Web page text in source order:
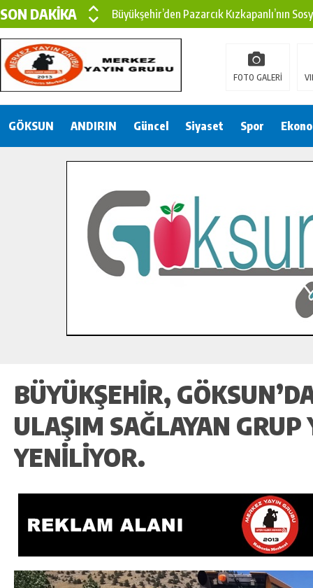
SON DAKİKA
Büyükşehir’den Pazarcık Kızkapanlı’nın
Büyükşehir’den Pazarcık Kırsalına Modern
Çin’den KSÜ’ye Uluslararası Başarı:
Gençler Pusula Maraş Kampında Yeni
İlçe Jandarma Komutanı Karakaya’dan
Bertiz’in Yeni Köprüsünde Sona Doğru.
FOTO GALERİ
GÖKSUN ANDIRIN Güncel Siyaset Spor
BÜYÜKŞEHIR,
ULAŞIM SAĞLAYAN GRUP
YENILIYOR.